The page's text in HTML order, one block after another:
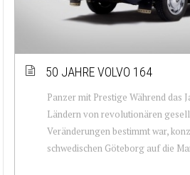
50 JAHRE VOLVO 164
Panzer mit Prestige Während das
Ländern von revolutionären
Veränderungen bestimmt war,
schwedischen Göteborg auf die